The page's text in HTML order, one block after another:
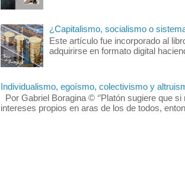
¿Capitalismo, socialismo o
Este artículo fue incorporado al
adquirirse en formato digital
Individualismo, egoísmo, colectivismo y
Por Gabriel Boragina © ‘’Platón sugiere que
intereses propios en aras de los de todos,